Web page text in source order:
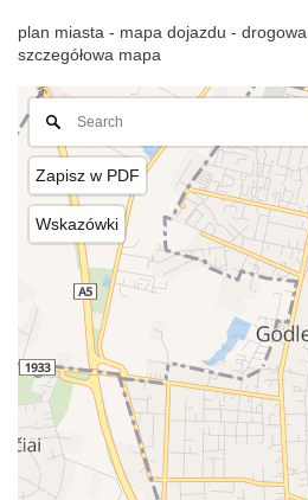
plan miasta - mapa dojazdu -
szczegółowa mapa
Zapisz w PDF
Wskazówki